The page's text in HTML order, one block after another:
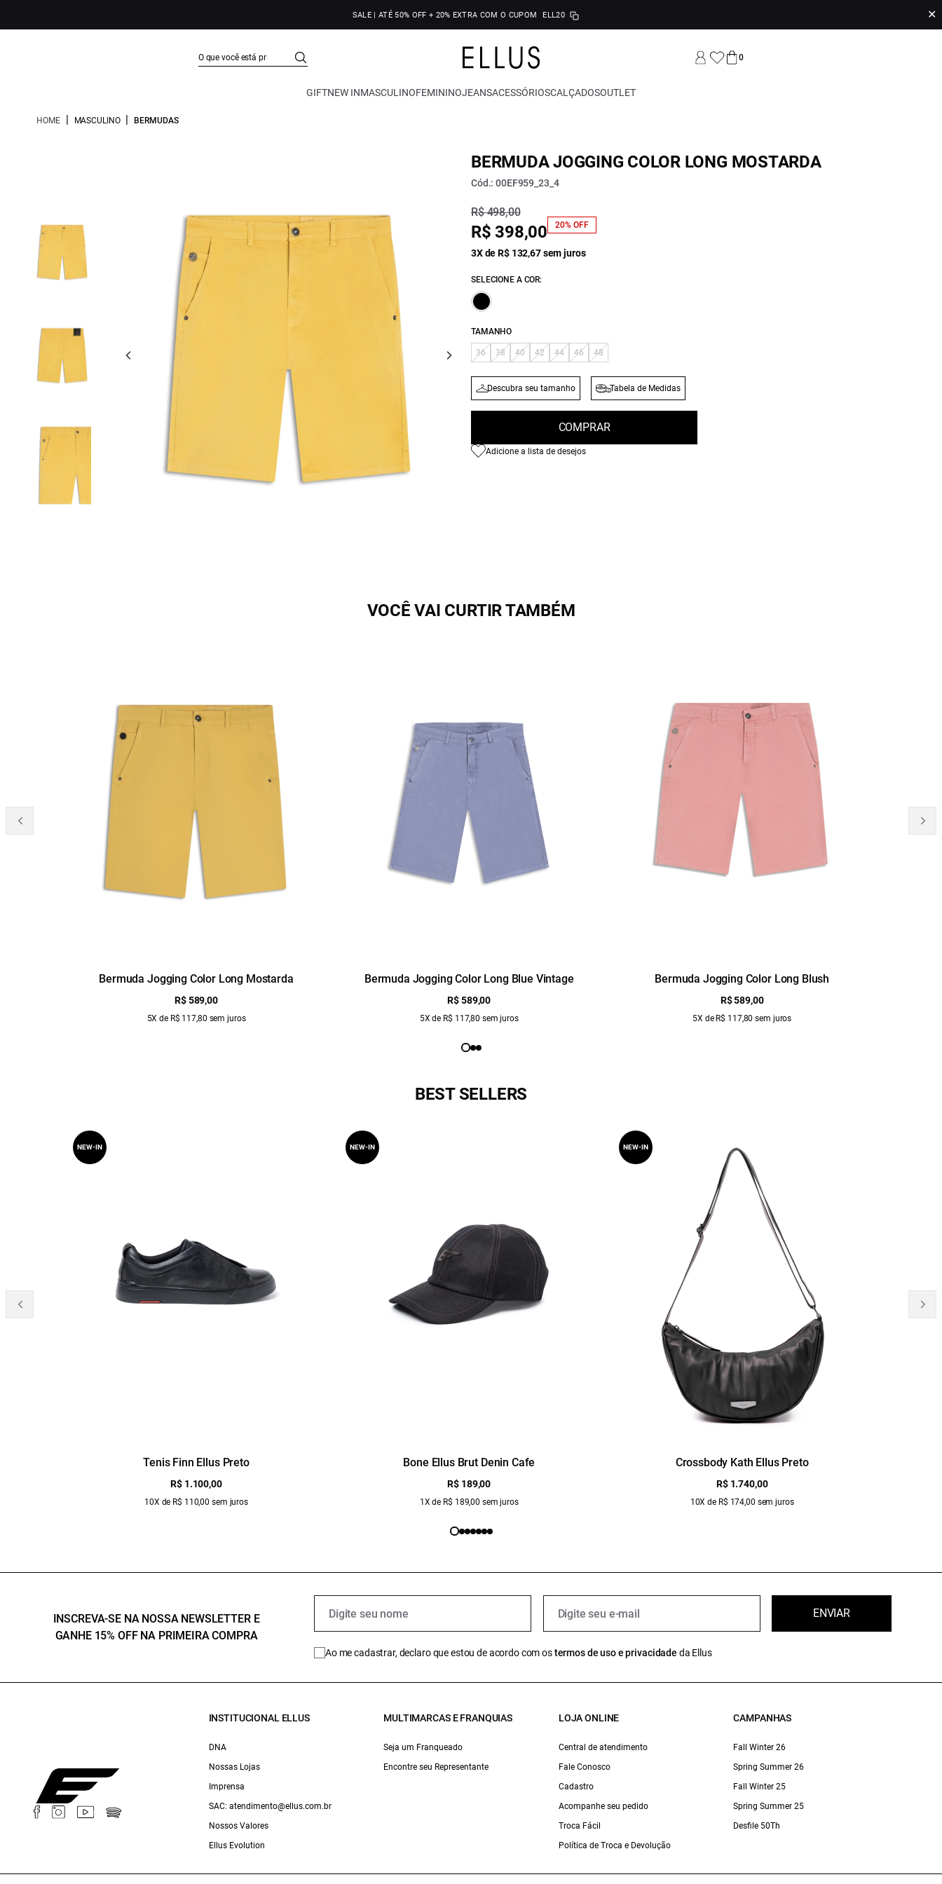
SALE | ATÉ 50% OFF + 20% EXTRA COM O CUPOM ELL20 ✕
0
GIFTNEW INMASCULINOFEMININOJEANSACESSÓRIOSCALÇADOSOUTLET
HOME | MASCULINO | BERMUDAS
BERMUDA JOGGING COLOR LONG MOSTARDA
Cód.: 00EF959_23_4
R$ 498,00
R$ 398,00 20% OFF
3X de R$ 132,67 sem juros
SELECIONE A COR:
TAMANHO
36 38 40 42 44 46 48
Descubra seu tamanho Tabela de Medidas
COMPRAR
Adicione a lista de desejos
VOCÊ VAI CURTIR TAMBÉM
Bermuda Jogging Color Long Mostarda
R$ 589,00
5X de R$ 117,80 sem juros
Bermuda Jogging Color Long Blue Vintage
R$ 589,00
5X de R$ 117,80 sem juros
Bermuda Jogging Color Long Blush
R$ 589,00
5X de R$ 117,80 sem juros
BEST SELLERS
Tenis Finn Ellus Preto
R$ 1.100,00
10X de R$ 110,00 sem juros
NEW-IN
Bone Ellus Brut Denin Cafe
R$ 189,00
1X de R$ 189,00 sem juros
NEW-IN
Crossbody Kath Ellus Preto
R$ 1.740,00
10X de R$ 174,00 sem juros
NEW-IN
INSCREVA-SE NA NOSSA NEWSLETTER E
GANHE 15% OFF NA PRIMEIRA COMPRA
ENVIAR
Ao me cadastrar, declaro que estou de acordo com ostermos de uso e privacidade da Ellus
INSTITUCIONAL ELLUS
DNA
Nossas Lojas
Imprensa
SAC: atendimento@ellus.com.br
Nossos Valores
Ellus Evolution
MULTIMARCAS E FRANQUIAS
Seja um Franqueado
Encontre seu Representante
LOJA ONLINE
Central de atendimento
Fale Conosco
Cadastro
Acompanhe seu pedido
Troca Fácil
Política de Troca e Devolução
CAMPANHAS
Fall Winter 26
Spring Summer 26
Fall Winter 25
Spring Summer 25
Desfile 50Th